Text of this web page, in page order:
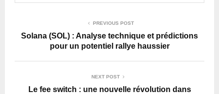
PREVIOUS POST
Solana (SOL) : Analyse technique et prédictions
pour un potentiel rallye haussier
NEXT POST
Le fee switch : une nouvelle révolution dans